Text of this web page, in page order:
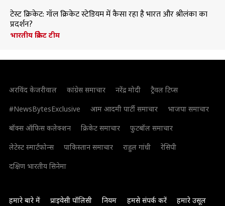
टेस्ट क्रिकेट: गॉल क्रिकेट स्टेडियम में कैसा रहा है भारत और श्रीलंका का
प्रदर्शन?
भारतीय क्रिकेट टीम
अरविंद केजरीवाल कांग्रेस समाचार नरेंद्र मोदी
ट्रैवल टिप्स
#NewsBytesExclusive
आम आदमी पार्टी समाचार
भाजपा समाचार
बॉक्स ऑफिस कलेक्शन
क्रिकेट समाचार
फुटबॉल समाचार
लेटेस्ट स्मार्टफोन्स
पाकिस्तान समाचार राहुल गांधी
रेसिपी
दक्षिण भारतीय सिनेमा
हमारे बारे में प्राइवेसी पॉलिसी नियम हमसे संपर्क करें हमारे उसूल